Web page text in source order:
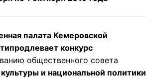
палата Кемеровской
продлевает конкурс
общественного совета
и национальной политики